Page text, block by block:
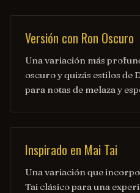
Versión con Ron Oscuro
Una variación más
oscuro y quizás estilos de
para notas de melaza y
Inspirado en Mai Tai
Una variación que
Tai clásico para una